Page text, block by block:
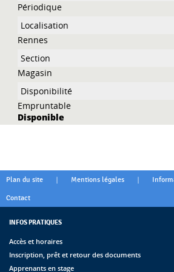
Périodique
Rennes
Magasin
Empruntable
Disponible
Plan du site | Mentions légales |
Contact
INFOS PRATIQUES
Accès et horaires
Inscription, prêt et retour des documents
Apprenants en stage